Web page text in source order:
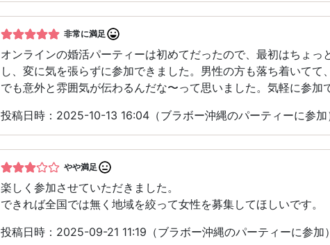
非常に満足
オンラインの婚活パーティーは初めてだったので、最初はちょ
し、変に気を張らずに参加できました。男性の方も落ち着いて
でも意外と雰囲気が伝わるんだな〜って思いました。気軽に参加
投稿日時：2025-10-13 16:04（ブラボー沖縄のパーティーに参加
やや満足
楽しく参加させていただきました。
できれば全国では無く地域を絞って女性を募集してほしいです。
投稿日時：2025-09-21 11:19（ブラボー沖縄のパーティーに参加）